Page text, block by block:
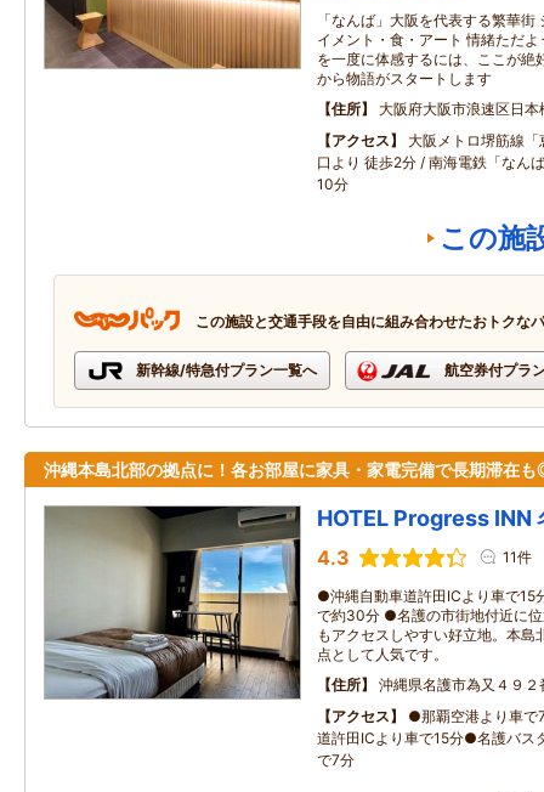
「なんば」大阪を代表する繁華
イメント・食・アート 情緒ただ
を一度に体感するには、ここが絶
から物語がスタートします
住所
大阪府大阪市浪速区日
アクセス
大阪メトロ堺筋線
口より 徒歩2分 / 南海電鉄「なん
10分
この施
この施設と交通手段を自由に組み合わせたおトクな
新幹線/特急付プラン一覧へ 航空券付プラ
沖縄本島北部の拠点に！各お部屋に家具・家電完備で長期滞在
HOTEL Progress INN
4.3 11件
●沖縄自動車道許田ICより車で15
で約30分 ●名護の市街地付近に
もアクセスしやすい好立地。本島
点として人気です。
住所
沖縄県名護市為又４９２
アクセス
●那覇空港より車
道許田ICより車で15分●名護バス
で7分